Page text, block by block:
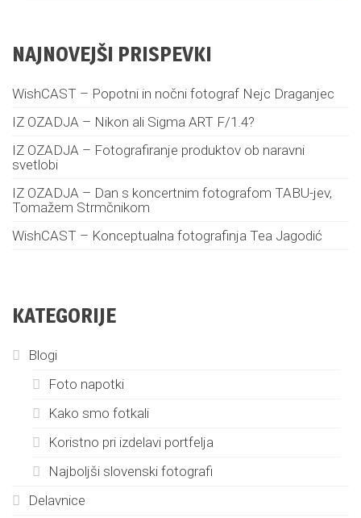
NAJNOVEJŠI PRISPEVKI
WishCAST – Popotni in nočni fotograf Nejc Draganjec
IZ OZADJA – Nikon ali Sigma ART F/1.4?
IZ OZADJA – Fotografiranje produktov ob naravni
svetlobi
IZ OZADJA – Dan s koncertnim fotografom TABU-jev,
Tomažem Strmčnikom
WishCAST – Konceptualna fotografinja Tea Jagodić
KATEGORIJE
Blogi
Foto napotki
Kako smo fotkali
Koristno pri izdelavi portfelja
Najboljši slovenski fotografi
Delavnice